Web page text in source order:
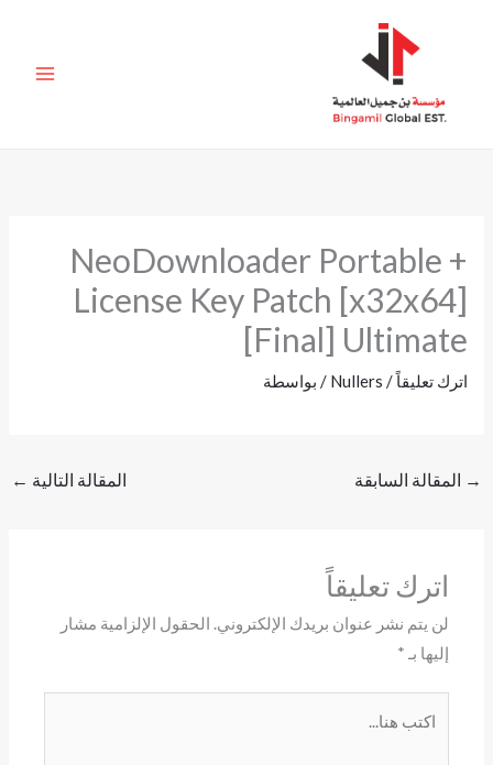
NeoDownloader Portable +
License Key Patch [x32x64]
[Final] Ultimate
اترك تعليقاً/
Nullers / بواسطة
→ المقالة السابقة المقالة التالية ←
اترك تعليقاً
لن يتم نشر عنوان بريدك الإلكتروني. الحقول الإلزامية مشار
إليها بـ *